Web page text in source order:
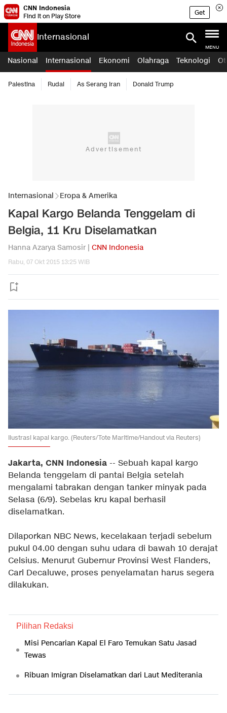
CNN Indonesia
Find it on Play Store
Get
Internasional
MENU
Nasional Internasional Ekonomi Olahraga Teknologi
Palestina Rudal As Serang Iran Donald Trump
Internasional Eropa & Amerika
Kapal Kargo Belanda Tenggelam di
Belgia, 11 Kru Diselamatkan
Hanna Azarya Samosir | CNN Indonesia
Rabu, 07 Okt 2015 13:25 WIB
Ilustrasi kapal kargo. (Reuters/Tote Maritime/Handout via Reuters)
Jakarta, CNN Indonesia -- Sebuah kapal kargo
Belanda tenggelam di pantai Belgia setelah
mengalami tabrakan dengan tanker minyak pada
Selasa (6/9). Sebelas kru kapal berhasil
diselamatkan.
Dilaporkan NBC News, kecelakaan terjadi sebelum
pukul 04.00 dengan suhu udara di bawah 10 derajat
Celsius. Menurut Gubernur Provinsi West Flanders,
Carl Decaluwe, proses penyelamatan harus segera
dilakukan.
Pilihan Redaksi
Misi Pencarian Kapal El Faro Temukan Satu Jasad
Tewas
Ribuan Imigran Diselamatkan dari Laut Mediterania